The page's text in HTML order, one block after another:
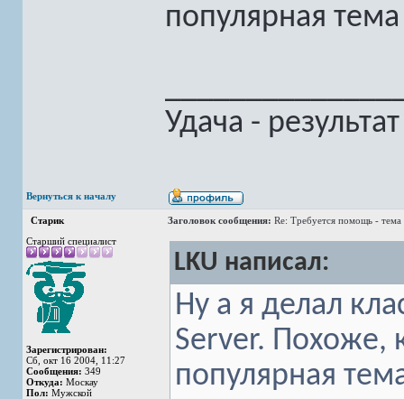
популярная
Удача -
Вернуться к началу
Старик Заголовок сообщения: Re: Требуется помощь -
Старший специалист
Зарегистрирован:
Сб, окт 16 2004, 11:27
Сообщения: 349
Откуда: Москау
Пол: Мужской
LKU написал:
Ну а я делал
Server. Похоже,
популярная